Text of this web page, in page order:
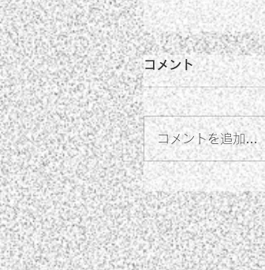
コメント
コメントを追加…